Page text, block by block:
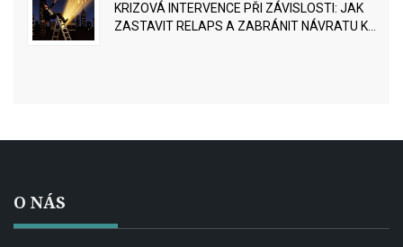
KRIZOVÁ INTERVENCE PŘI ZÁVISLOSTI: JAK
ZASTAVIT RELAPS A ZABRÁNIT NÁVRATU K
O NÁS